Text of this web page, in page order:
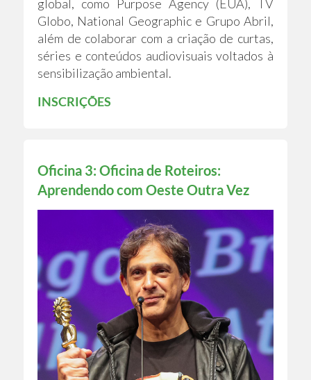
global, como Purpose Agency (EUA), TV
Globo, National Geographic e Grupo Abril,
além de colaborar com a criação de curtas,
séries e conteúdos audiovisuais voltados à
sensibilização ambiental.
INSCRIÇÕES
Oficina 3: Oficina de Roteiros:
Aprendendo com Oeste Outra Vez